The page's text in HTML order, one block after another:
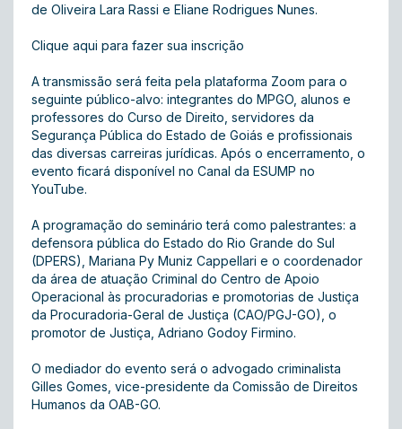
de Oliveira Lara Rassi e Eliane Rodrigues Nunes.
Clique aqui para fazer sua inscrição
A transmissão será feita pela plataforma Zoom para o
seguinte público-alvo: integrantes do MPGO, alunos e
professores do Curso de Direito, servidores da
Segurança Pública do Estado de Goiás e profissionais
das diversas carreiras jurídicas. Após o encerramento, o
evento ficará disponível no Canal da ESUMP no
YouTube.
A programação do seminário terá como palestrantes: a
defensora pública do Estado do Rio Grande do Sul
(DPERS), Mariana Py Muniz Cappellari e o coordenador
da área de atuação Criminal do Centro de Apoio
Operacional às procuradorias e promotorias de Justiça
da Procuradoria-Geral de Justiça (CAO/PGJ-GO), o
promotor de Justiça, Adriano Godoy Firmino.
O mediador do evento será o advogado criminalista
Gilles Gomes, vice-presidente da Comissão de Direitos
Humanos da OAB-GO.